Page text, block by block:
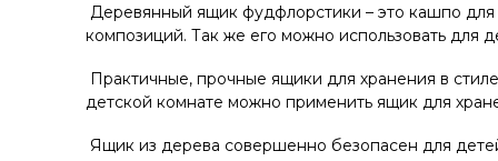
Деревянный ящик фудфлорстики – это кашпо
композиций. Так же его можно использовать для
Практичные, прочные ящики для хранения в
детской комнате можно применить ящик для
Ящик из дерева совершенно безопасен для